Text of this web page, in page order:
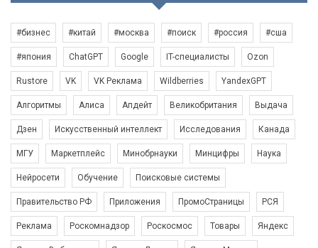
#бизнес #китай #москва #поиск #россия #сша
#япония ChatGPT Google IT-специалисты Ozon
Rustore VK VK Реклама Wildberries YandexGPT
Алгоритмы Алиса Апдейт Великобритания Выдача
Дзен Искусственный интеллект Исследования Канада
МГУ Маркетплейс Минобрнауки Минцифры Наука
Нейросети Обучение Поисковые системы
Правительство РФ Приложения ПромоСтраницы РСЯ
Реклама Роскомнадзор Роскосмос Товары Яндекс